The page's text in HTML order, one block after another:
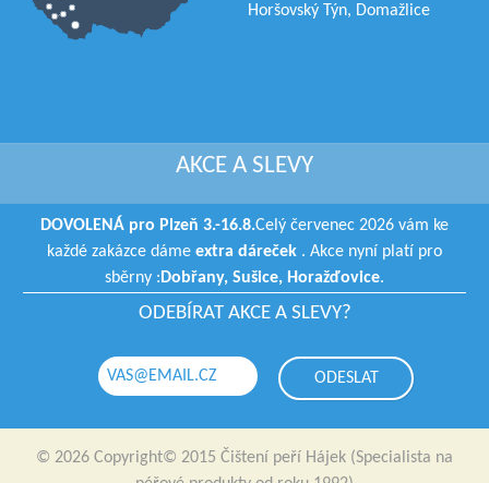
Horšovský Týn, Domažlice
AKCE A SLEVY
DOVOLENÁ pro Plzeň 3.-16.8.Celý červenec 2026 vám ke
každé zakázce dáme extra dáreček . Akce nyní platí pro
sběrny : Dobřany, Sušice, Horažďovice.
ODEBÍRAT AKCE A SLEVY?
© 2026 Copyright© 2015 Čištení peří Hájek (Specialista na